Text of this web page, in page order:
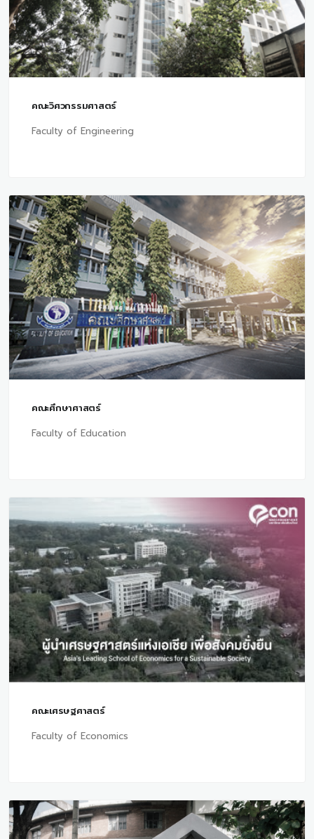
คณะวิศวกรรมศาสตร์
Faculty of Engineering
คณะศึกษาศาสตร์
Faculty of Education
คณะเศรษฐศาสตร์
Faculty of Economics